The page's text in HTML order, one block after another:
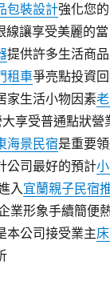
包裝設計強化您
線讓享受美麗的
提供許多生活商
租車爭亮點投資
家生活小物因素
享受普通點狀營
海景民宿是重要
公司最好的預計
入宜蘭親子民宿
業形象手續簡便
本公司接受業主